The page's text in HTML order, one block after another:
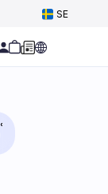
SE
Select Language
°C